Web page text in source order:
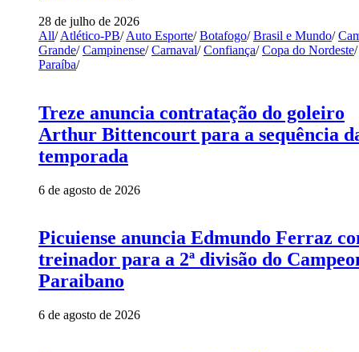
28 de julho de 2026
All/ Atlético-PB/ Auto Esporte/ Botafogo/ Brasil e Mundo/
Grande/ Campinense/ Carnaval/ Confiança/ Copa do Nordeste/
Paraíba/
Treze anuncia contratação do goleiro
Arthur Bittencourt para a sequência
temporada
6 de agosto de 2026
Picuiense anuncia Edmundo Ferraz
treinador para a 2ª divisão do
Paraibano
6 de agosto de 2026